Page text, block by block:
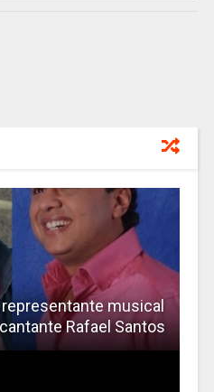
musical
Rafael Santos